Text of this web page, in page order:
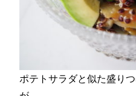
ポテトサラダと似た盛り